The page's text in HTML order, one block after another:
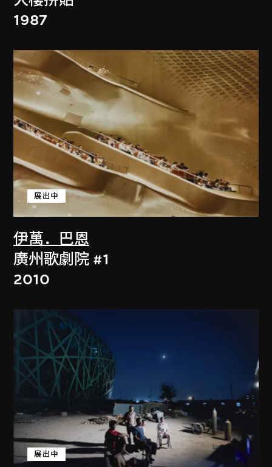
1987
伊萬．巴恩
展出中
廣州歌劇院 #1
2010
展出中